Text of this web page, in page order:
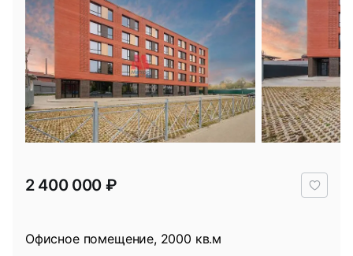
Офисное помещение, 2000 кв.м
2 400 000 ₽